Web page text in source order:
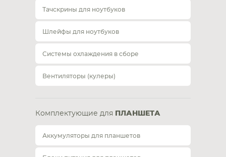
Тачскрины для ноутбуков
Шлейфы для ноутбуков
Системы охлаждения в сборе
Вентиляторы (кулеры)
Комплектующие для ПЛАНШЕТА
Аккумуляторы для планшетов